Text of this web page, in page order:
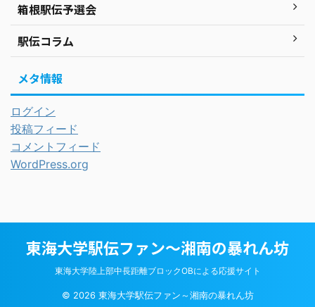
箱根駅伝予選会
駅伝コラム
メタ情報
ログイン
投稿フィード
コメントフィード
WordPress.org
東海大学駅伝ファン～湘南の暴れん坊
東海大学陸上部中長距離ブロックOBによる応援サイト
© 2026 東海大学駅伝ファン～湘南の暴れん坊